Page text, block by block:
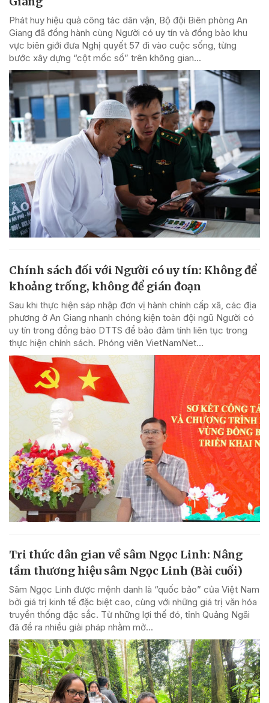
Phát huy hiệu quả công tác dân vận, Bộ đội Biên phòng An
Giang đã đồng hành cùng Người có uy tín và đồng bào khu
vực biên giới đưa Nghị quyết 57 đi vào cuộc sống, từng
bước xây dựng “cột mốc số” trên không gian...
Chính sách đối với Người có uy tín: Không để
khoảng trống, không để gián đoạn
Sau khi thực hiện sáp nhập đơn vị hành chính cấp xã, các địa
phương ở An Giang nhanh chóng kiện toàn đội ngũ Người có
uy tín trong đồng bào DTTS để bảo đảm tính liên tục trong
thực hiện chính sách. Phóng viên VietNamNet...
Tri thức dân gian về sâm Ngọc Linh: Nâng
tầm thương hiệu sâm Ngọc Linh (Bài cuối)
Sâm Ngọc Linh được mệnh danh là “quốc bảo” của Việt Nam
bởi giá trị kinh tế đặc biệt cao, cùng với những giá trị văn hóa
truyền thống đặc sắc. Từ những lợi thế đó, tỉnh Quảng Ngãi
đã đề ra nhiều giải pháp nhằm mở...